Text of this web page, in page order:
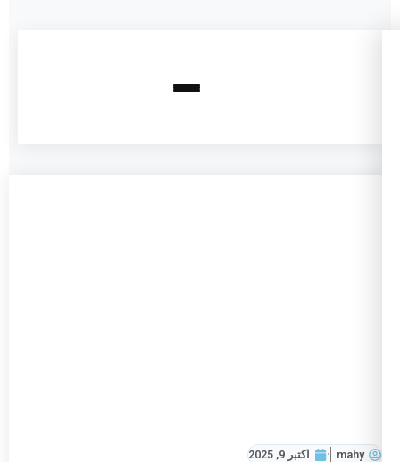
mahy اکتبر 9, 2025